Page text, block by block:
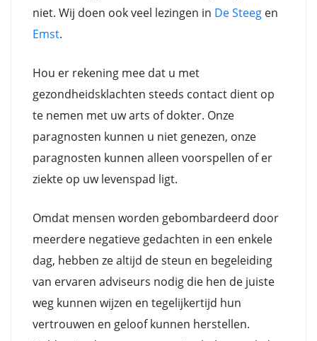
niet. Wij doen ook veel lezingen in De Steeg en
Emst.
Hou er rekening mee dat u met
gezondheidsklachten steeds contact dient op
te nemen met uw arts of dokter. Onze
paragnosten kunnen u niet genezen, onze
paragnosten kunnen alleen voorspellen of er
ziekte op uw levenspad ligt.
Omdat mensen worden gebombardeerd door
meerdere negatieve gedachten in een enkele
dag, hebben ze altijd de steun en begeleiding
van ervaren adviseurs nodig die hen de juiste
weg kunnen wijzen en tegelijkertijd hun
vertrouwen en geloof kunnen herstellen.